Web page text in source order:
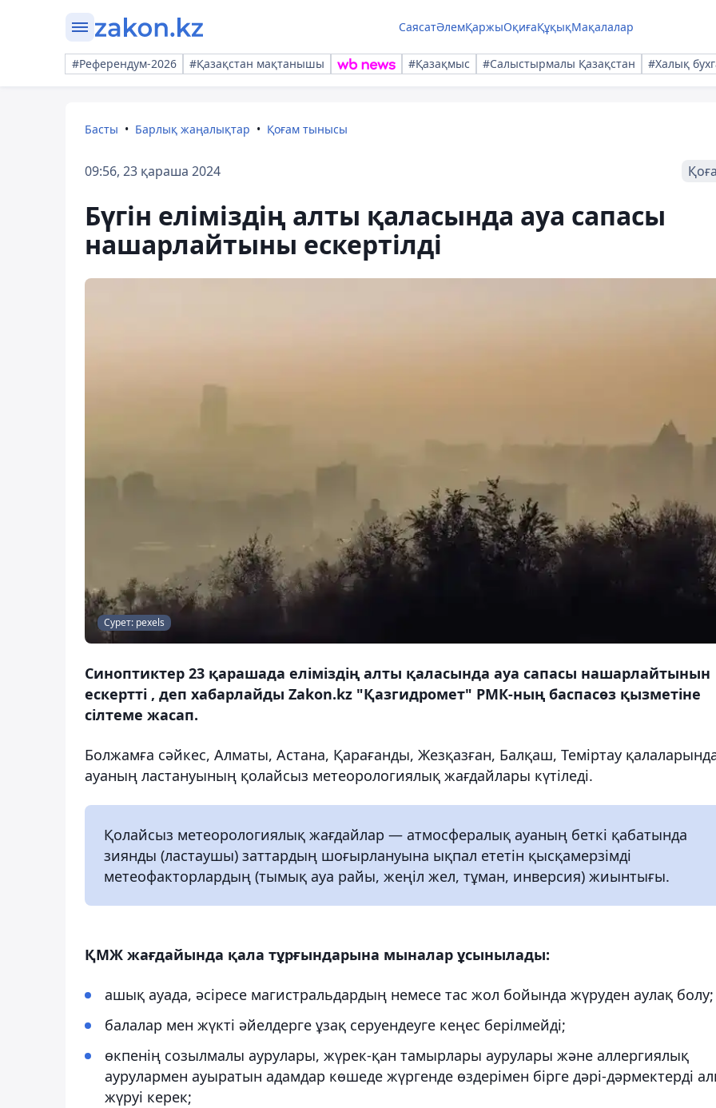
СаясатӘлемҚаржыОқиғаҚұқықМақалалар
#Референдум-2026 #Қазақстан мақтанышы #Қазақмыс #Салыстырмалы Қазақстан #Халық
Басты Барлық жаңалықтар Қоғам тынысы
09:56, 23 қараша 2024
Бүгін еліміздің алты қаласында ауа сапасы
нашарлайтыны ескертілді
Сурет: pexels
Синоптиктер 23 қарашада еліміздің алты қаласында ауа сапасы нашарлайтынын
ескертті , деп хабарлайды Zakon.kz "Қазгидромет" РМК-ның баспасөз қызметіне
сілтеме жасап.
Болжамға сәйкес, Алматы, Астана, Қарағанды, Жезқазған, Балқаш, Теміртау
ауаның ластануының қолайсыз метеорологиялық жағдайлары күтіледі.
Қолайсыз метеорологиялық жағдайлар — атмосфералық ауаның беткі қабатында
зиянды (ластаушы) заттардың шоғырлануына ықпал ететін қысқамерзімді
метеофакторлардың (тымық ауа райы, жеңіл жел, тұман, инверсия) жиынтығы.
ҚМЖ жағдайында қала тұрғындарына мыналар ұсынылады:
ашық ауада, әсіресе магистральдардың немесе тас жол бойында жүруден аулақ болу;
балалар мен жүкті әйелдерге ұзақ серуендеуге кеңес берілмейді;
өкпенің созылмалы аурулары, жүрек-қан тамырлары аурулары және аллергиялық
аурулармен ауыратын адамдар көшеде жүргенде өздерімен бірге дәрі-дәрмектерді
жүруі керек;